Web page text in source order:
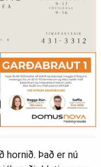
hornið. Það er nú